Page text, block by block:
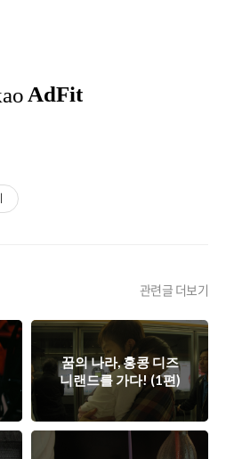
관련글 더보기
꿈의 나라, 홍콩 디즈
니랜드를 가다! (1편)